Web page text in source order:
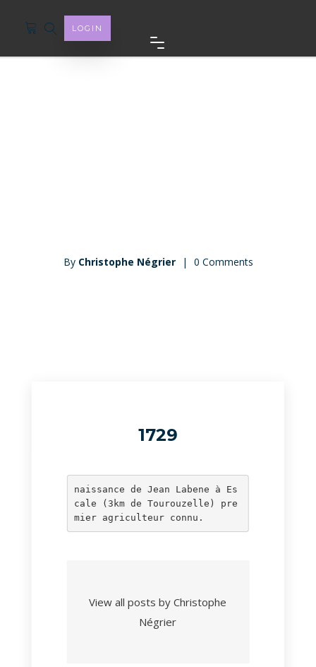
LOGIN
By Christophe Négrier | 0 Comments
1729
naissance de Jean Labene à Es
cale (3km de Tourouzelle) pre
mier agriculteur connu.
View all posts by Christophe
Négrier